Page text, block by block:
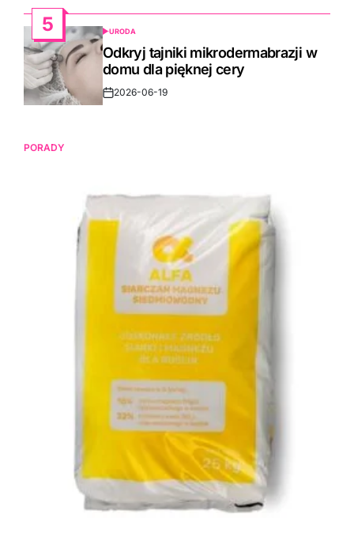
5
POSTED
IN
URODA
Odkryj tajniki mikrodermabrazji w
domu dla pięknej cery
Post2026-06-19
PORADY